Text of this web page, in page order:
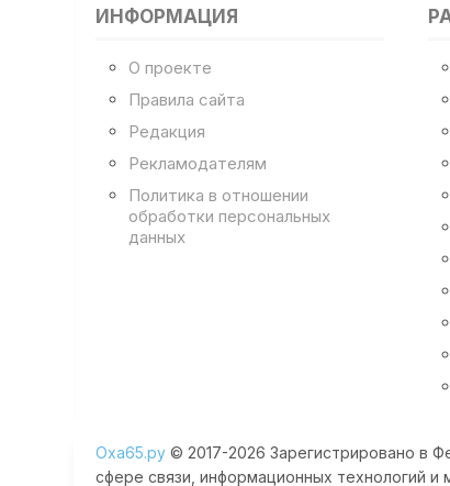
ИНФОРМАЦИЯ
О проекте
Правила сайта
Редакция
Рекламодателям
Политика в отношении
обработки персональных
данных
Оха65.ру © 2017-2026 Зарегистрировано в
сфере связи, информационных технологий и